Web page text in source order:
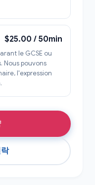
$25.00 / 50min
le GCSE ou
Nous pouvons
l'expression